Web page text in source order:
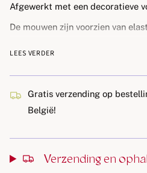
Afgewerkt met een decoratieve
De mouwen zijn voorzien van
levensduur.
95% Biologisch katoen, 5%
Wasinstructies
LEES VERDER
Gratis verzending op
België!
Verzending en